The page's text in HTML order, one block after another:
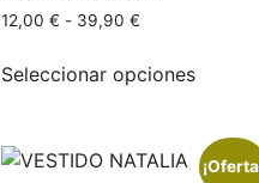
12,00 € - 39,90 €
Seleccionar opciones